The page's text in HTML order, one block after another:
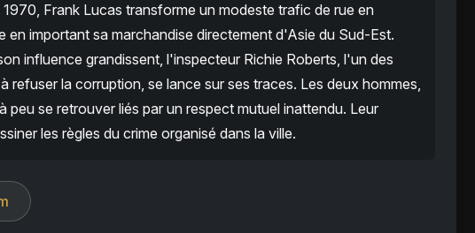
Frank Lucas transforme un modeste trafic de rue en
en important sa marchandise directement d'Asie du Sud-Est.
influence grandissent, l'inspecteur Richie Roberts, l'un des
refuser la corruption, se lance sur ses traces. Les deux hommes,
peu se retrouver liés par un respect mutuel inattendu. Leur
les règles du crime organisé dans la ville.